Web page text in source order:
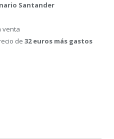
Santander
venta
de 32 euros más gastos